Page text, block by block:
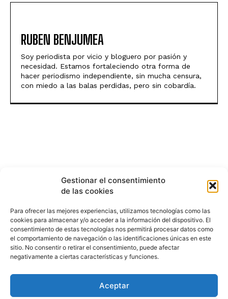
Gestionar el consentimiento
de las cookies
Para ofrecer las mejores experiencias, utilizamos tecnologías como las
cookies para almacenar y/o acceder a la información del dispositivo. El
consentimiento de estas tecnologías nos permitirá procesar datos como
el comportamiento de navegación o las identificaciones únicas en este
sitio. No consentir o retirar el consentimiento, puede afectar
negativamente a ciertas características y funciones.
Aceptar
RUBEN BENJUMEA
Soy periodista por vicio y bloguero por pasión y
necesidad. Estamos fortaleciendo otra forma de
hacer periodismo independiente, sin mucha censura,
con miedo a las balas perdidas, pero sin cobardía.
HISTORIA PODCAST